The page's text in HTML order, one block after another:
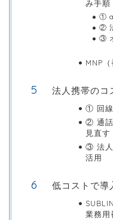
み手順
①
②
③
MNP
法人携帯のコ
① 回線
② 通話
見直す
③ 法人
活用
低コストで導
業務用